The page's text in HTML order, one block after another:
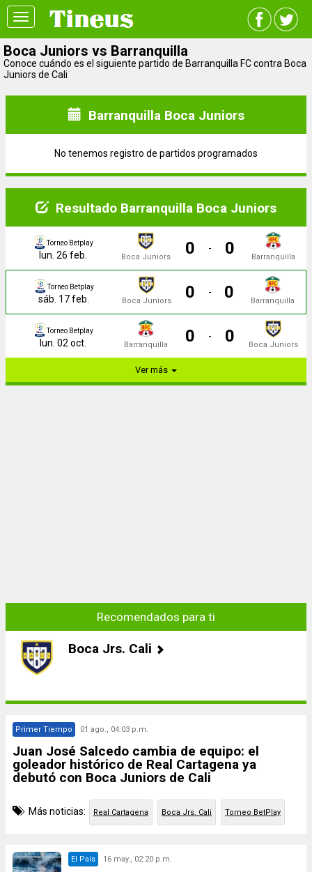
Toggle
navigation
Boca Juniors vs Barranquilla
Conoce cuándo es el siguiente partido de Barranquilla FC contra Boca
Juniors de Cali
Barranquilla Boca Juniors
No tenemos registro de partidos programados
Resultado Barranquilla Boca Juniors
Torneo Betplay
lun. 26 feb. Boca Juniors 0 - 0 Barranquilla
Torneo Betplay
sáb. 17 feb. Boca Juniors 0 - 0 Barranquilla
Torneo Betplay
lun. 02 oct. Barranquilla 0 - 0 Boca Juniors
Ver más
Recomendados para ti
Boca Jrs. Cali
Primer Tiempo 01 ago., 04:03 p.m.
Juan José Salcedo cambia de equipo: el
goleador histórico de Real Cartagena ya
debutó con Boca Juniors de Cali
Más noticias: Real Cartagena Boca Jrs. Cali Torneo BetPlay
El País 16 may., 02:20 p.m.